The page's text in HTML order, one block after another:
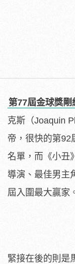
第77屆金球獎剛
克斯（Joaquin
帝，很快的第92
名單，而《小丑
導演、最佳男主
屆入圍最大贏家
緊接在後的則是